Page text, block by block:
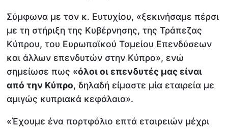
Σύμφωνα με τον κ. Ευτυχίου, «ξεκινήσαμε πέρσι
με τη στήριξη της Κυβέρνησης, της Τράπεζας
Κύπρου, του Ευρωπαϊκού Ταμείου Επενδύσεων
και άλλων επενδυτών στην Κύπρο», ενώ
σημείωσε πως «όλοι οι επενδυτές μας είναι
από την Κύπρο, δηλαδή είμαστε μία εταιρεία με
αμιγώς κυπριακά κεφάλαια».
«Έχουμε ένα πορτφόλιο επτά εταιρειών μέχρι